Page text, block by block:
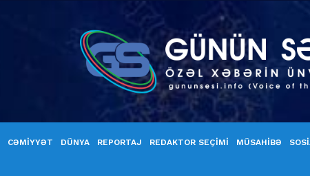
CƏMİYYƏT DÜNYA REPORTAJ REDAKTOR SEÇİMİ MÜSAHİBƏ